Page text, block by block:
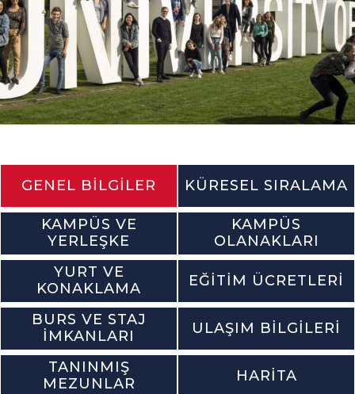
GENEL BILGILER KÜRESEL SIRALAMA
KAMPÜS VE
YERLEŞKE
KAMPÜS
OLANAKLARI
YURT VE
KONAKLAMA
EĞITIM ÜCRETLERI
BURS VE STAJ
İMKANLARI
ULAŞIM BILGILERI
TANINMIŞ
MEZUNLAR
HARITA